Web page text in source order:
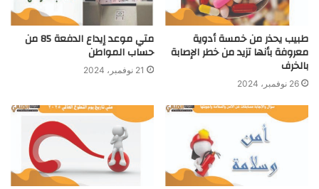
طبيب يحذر من خمسة أدوية
معروفة بأنها تزيد من خطر الإصابة
بالخرف
26 نوفمبر، 2024
متي موعد إيداع الدفعة 85 من
حساب المواطن
21 نوفمبر، 2024